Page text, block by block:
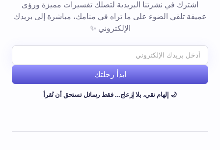
اشترك في نشرتنا البريدية لتصلك تفسيرات مميزة ورؤى
عميقة تلقي الضوء على ما تراه في منامك، مباشرة إلى بريدك
الإلكتروني ✨
ابدأ رحلتك
🌙 إلهام نقي، بلا إزعاج... فقط رسائل تستحق أن تُقرأ